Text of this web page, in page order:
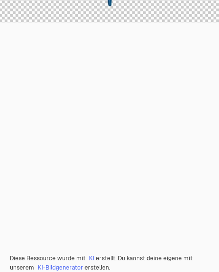
Diese Ressource wurde mit KIerstellt. Du kannst deine eigene mit
unserem KI-Bildgenerator erstellen.